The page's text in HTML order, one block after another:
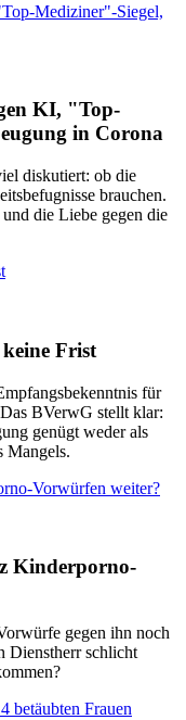
Mediziner"-Siegel,
KI, "Top-
in Corona
diskutiert: ob die
brauchen.
die Liebe gegen die
Frist
für
BVerwG stellt klar:
genügt weder als
Mangels.
Vorwürfen weiter?
Kinderporno-
gegen ihn noch
Dienstherr schlicht
betäubten Frauen